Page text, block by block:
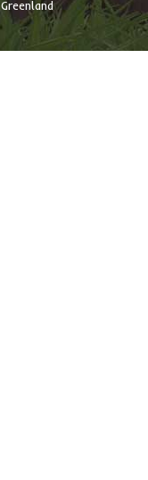
Greenland